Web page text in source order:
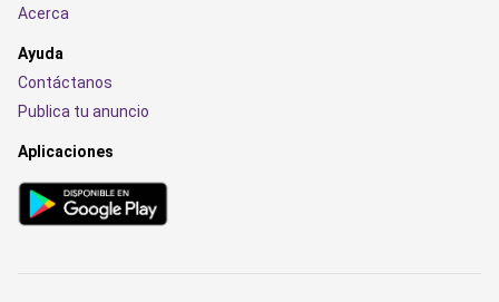
Acerca
Ayuda
Contáctanos
Publica tu anuncio
Aplicaciones